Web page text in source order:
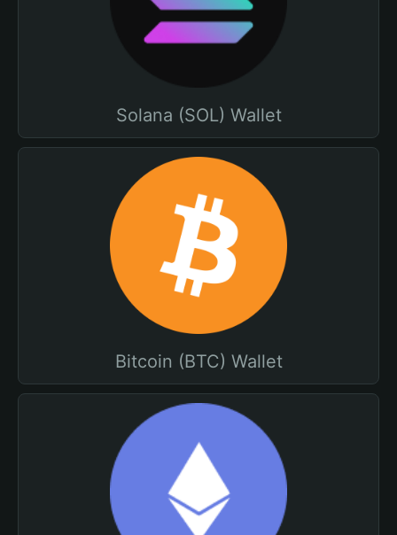
Solana (SOL) Wallet
Bitcoin (BTC) Wallet